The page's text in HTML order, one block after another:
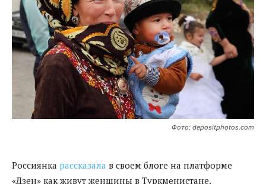
Фото: depositphotos.com
Россиянка рассказала в своем блоге на платформе
«Дзен» как живут женщины в Туркменистане.